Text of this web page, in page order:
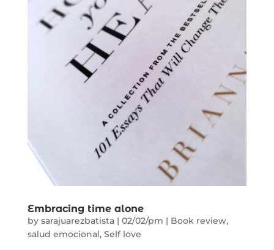
Embracing time alone
by sarajuarezbatista| 02/02/pm | Book review,
salud emocional, Self love